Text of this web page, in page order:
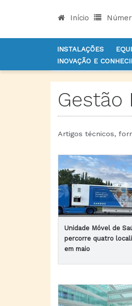
Início
INSTALAÇÕES
INOVAÇÃO E
INÍCIO NOTÍCIAS
Gestão
Artigos técnicos,
Unidade Móvel de
percorre quatro
em maio